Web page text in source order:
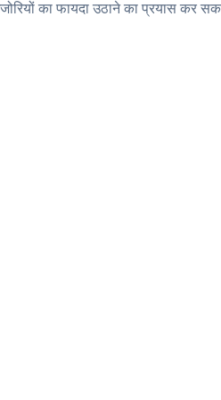
का फायदा उठाने का प्रयास कर